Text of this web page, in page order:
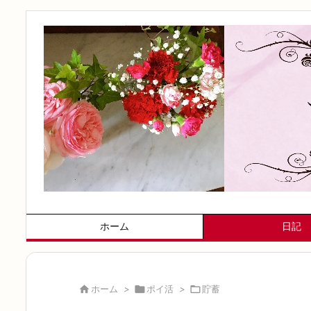
ホーム 日記
 ホーム > ポイ活 > 貯蓄